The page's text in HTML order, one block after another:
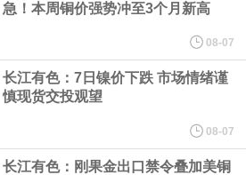
权。截至2026年1月31日，公司拥有262项专利权
20项）。
，现报64.08美元/盎司。
总经理兼首席技术官王兴兴在网上路演时表示，
急！本周铜价强势冲至3个月新高
08-07
长江有色：7日镍价下跌 市场情绪谨
慎现货交投观望
08-07
长江有色：刚果金出口禁令叠加美铜